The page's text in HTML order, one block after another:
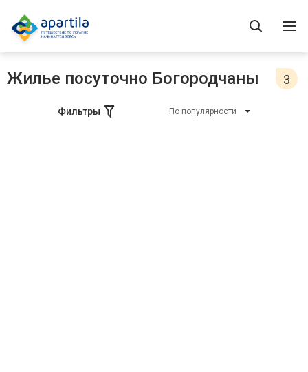
Жилье посуточно Богородчаны 3
Фильтры По популярности